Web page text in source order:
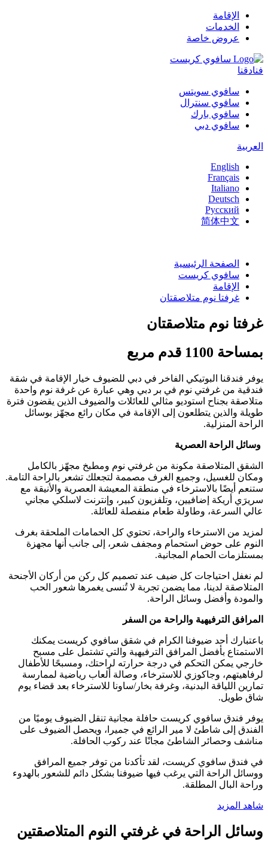
الإقامة
الخدمات
عروض خاصة
فنادقنا
سافوي سويتس
سافوي سنترال
سافوي بارك
سافوي دبي
العربية
English
Français
Italiano
Deutsch
Русский
简体中文
الصفحة الرئيسية
سافوي كريست
الإقامة
غرفتا نوم متلاصقتان
غرفتا نوم متلاصقتان
بمساحة 1100 قدم مربع
يوفر فندقنا البوتيكي الفاخر في دبي للضيوف خيار الإقامة في شقة
فندقية من غرفتي نوم في بر دبي وهي عبارة عن غرفة نوم واحدة
متلاصقة بجناح استوديو مثالي للعائلات والضيوف الذين يقضون فترة
طويلة والذين يتطلعون إلى الإقامة في مكان رائع مجهّز بوسائل
الراحة المنزلية.
وسائل الراحة العصرية
الشقق المتلاصقة مكونة من غرفتي نوم ومطبخ مجهّز بالكامل
ومكان للغسيل، وجميع الغرف مصممة لتجعلك تشعر بالراحة التامة.
ستنعم أيضًا بالاسترخاء في منطقة المعيشة العصرية والأنيقة مع
سريرَي أريكة إضافيين، وتلفزيون كبير، وإنترنت لاسلكي مجاني
عالي السرعة، وطاولة طعام منفصلة للعائلة.
لمزيد من الاسترخاء والراحة، تحتوي كل الحمامات الملحقة بغرف
النوم على حوض استحمام ومجفف شعر، إلى جانب أنها مجهزة
بمستلزمات الحمام المجانية.
لم نغفل احتياجات كل ضيف عند تصميم كل ركن من أركان الأجنحة
المتلاصقة لدينا، مما يضمن تجربة لا تُنسى يغمرها شعور الحب
والمودة وأفضل وسائل الراحة.
المرافق الترفيهية والراحة من السفر
باعتبارك أحد ضيوفنا الكرام في شقق سافوي كريست يمكنك
الاستمتاع بأفضل المرافق الترفيهية والتي تشتمل على مسبح
خارجي يمكن التحكم في درجة حرارته لراحتك، ومسبحًا للأطفال
لرفاهيتهم، وجاكوزي للاسترخاء، وصالة ألعاب رياضية لممارسة
تمارين اللياقة البدنية، وغرفة بخار/ساونا للاسترخاء بعد قضاء يوم
شاق طويل.
يوفر فندق سافوي كريست حافلة مجانية تنقل الضيوف يوميًا من
الفندق إلى شاطئ لا مير الرائع في جميرا، ويحصل الضيوف على
مناشف وحصائر الشاطئ مجانًا عند ركوب الحافلة.
في فندق سافوي كريست، لقد تأكدنا من توفر جميع المرافق
ووسائل الراحة التي يرغب فيها ضيوفنا بشكل دائم للشعور بالهدوء
وراحة البال المطلقة.
شاهد المزيد
وسائل الراحة في غرفتي النوم المتلاصقتين